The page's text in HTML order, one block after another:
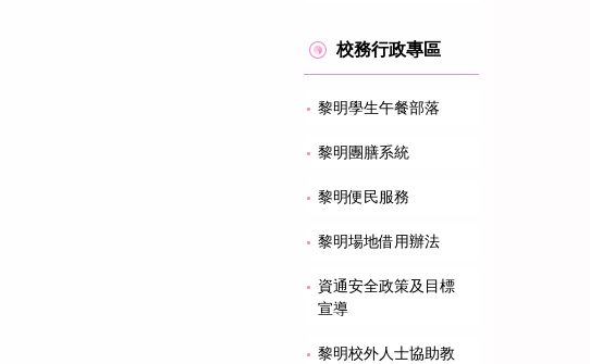
校務行政專區
黎明學生午餐部落
黎明團膳系統
黎明便民服務
黎明場地借用辦法
資通安全政策及目標
宣導
黎明校外人士協助教